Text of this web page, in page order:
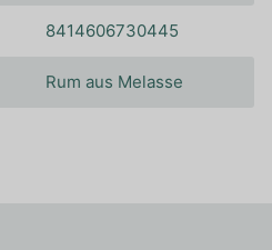
8414606730445
Rum aus Melasse